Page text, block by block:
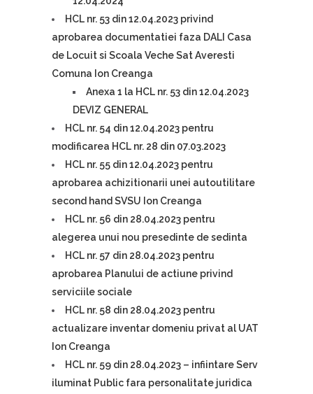
HCL nr. 53 din 12.04.2023 privind
aprobarea documentatiei faza DALI Casa
de Locuit si Scoala Veche Sat Averesti
Comuna Ion Creanga
Anexa 1 la HCL nr. 53 din 12.04.2023
DEVIZ GENERAL
HCL nr. 54 din 12.04.2023 pentru
modificarea HCL nr. 28 din 07.03.2023
HCL nr. 55 din 12.04.2023 pentru
aprobarea achizitionarii unei autoutilitare
second hand SVSU Ion Creanga
HCL nr. 56 din 28.04.2023 pentru
alegerea unui nou presedinte de sedinta
HCL nr. 57 din 28.04.2023 pentru
aprobarea Planului de actiune privind
serviciile sociale
HCL nr. 58 din 28.04.2023 pentru
actualizare inventar domeniu privat al UAT
Ion Creanga
HCL nr. 59 din 28.04.2023 – infiintare Serv
iluminat Public fara personalitate juridica